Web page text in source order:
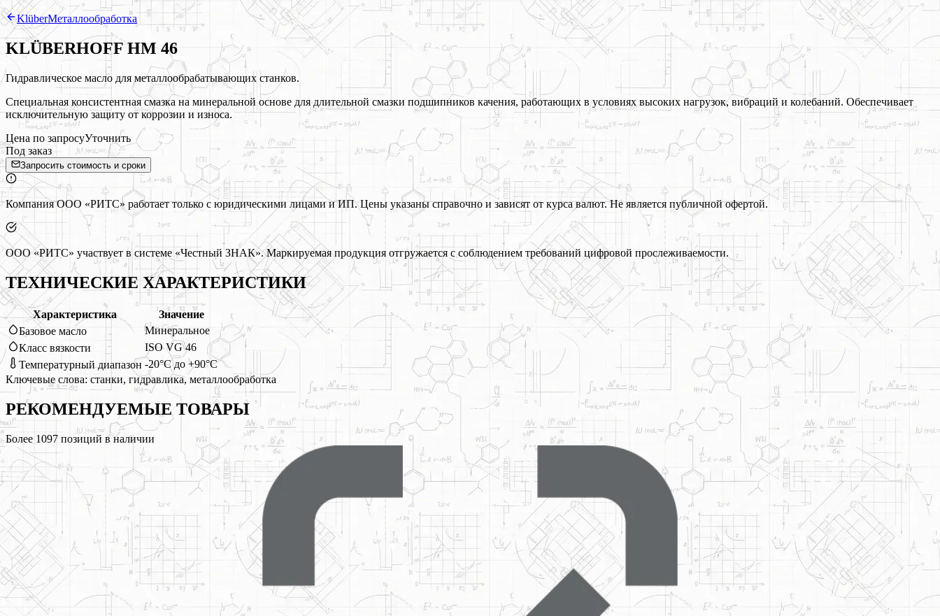
KlüberМеталлообработка
KLÜBERHOFF HM 46
Гидравлическое масло для металлообрабатывающих станков.
Специальная консистентная смазка на минеральной основе для длительной смазки подшипников качения, работающих в условиях высоких нагрузок, вибраций и колебаний. Обеспечивает
исключительную защиту от коррозии и износа.
Цена по запросуУточнить
Под заказ
Запросить стоимость и сроки
Компания ООО «РИТС» работает только с юридическими лицами и ИП. Цены указаны справочно и зависят от курса валют. Не является публичной офертой.
ООО «РИТС» участвует в системе «Честный ЗНАК». Маркируемая продукция отгружается с соблюдением требований цифровой прослеживаемости.
ТЕХНИЧЕСКИЕ ХАРАКТЕРИСТИКИ
Характеристика
Значение
Базовое масло
Минеральное
Класс вязкости
ISO VG 46
Температурный диапазон -20°C до +90°C
Ключевые слова: станки, гидравлика, металлообработка
РЕКОМЕНДУЕМЫЕ ТОВАРЫ
Более 1097 позиций в наличии